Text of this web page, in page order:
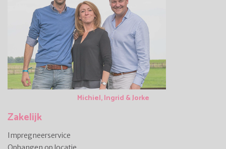
Michiel, Ingrid & Jorke
Zakelijk
Impregneerservice